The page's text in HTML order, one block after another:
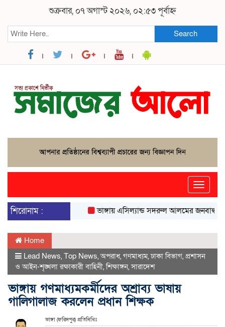
শুক্রবার, ০৭ অগাস্ট ২০২৬, ০২:৫৩ পূর্বাহ্ন
Search
Toggle
শিরোনাম :
ভাঙ্গায় এসিল্যান্ড সদরুল আলমের জনবান্ধব
Home
Lead News, Top News,অপরাধ, গণমাধ্যম,ঢাকা বিভাগ, প্রশাসন
ও আইন-শৃঙ্খলা রক্ষাকারী বাহিনী,শিক্ষাঙ্গন,সারাদেশ
ভাঙ্গায় গণমাধ্যমকর্মীদের অশ্রাব্য ভাষায়
গালিগালাজ করলেন প্রধান শিক্ষক
ভাঙ্গা (ফরিদপুর) প্রতিনিধিঃ